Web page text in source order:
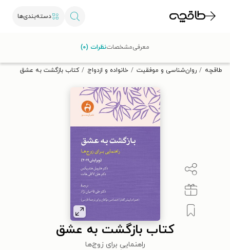
دسته‌بندی‌ها
تخفیف از طاقچه دریافت کن.
طاقچه روان‌شناسی و موفقیت خانواده و ازدواج کتاب بازگشت به عشق
کتاب بازگشت به عشق
راهنمایی برای زوج‌ها
معرفیمشخصاتنظرات (۰)